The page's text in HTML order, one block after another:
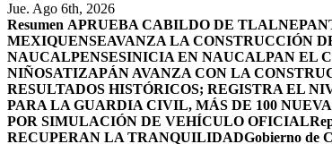
Jue. Ago 6th, 2026
Resumen APRUEBA CABILDO DE
MEXIQUENSEAVANZA LA CONSTRUCCIÓN
NAUCALPENSESINICIA EN NAUCALPAN EL
NIÑOSATIZAPÁN AVANZA CON LA
RESULTADOS HISTÓRICOS; REGISTRA EL
PARA LA GUARDIA CIVIL, MÁS DE 100
POR SIMULACIÓN DE VEHÍCULO OFICIAL
RECUPERAN LA TRANQUILIDADGobierno de